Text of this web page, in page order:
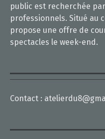
public est recherchée
professionnels. Situé au
propose une offre de
spectacles le week-end.
Contact :